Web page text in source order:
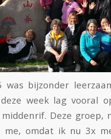
was bijzonder
week lag vooral
Deze groep,
me, omdat ik nu 3x